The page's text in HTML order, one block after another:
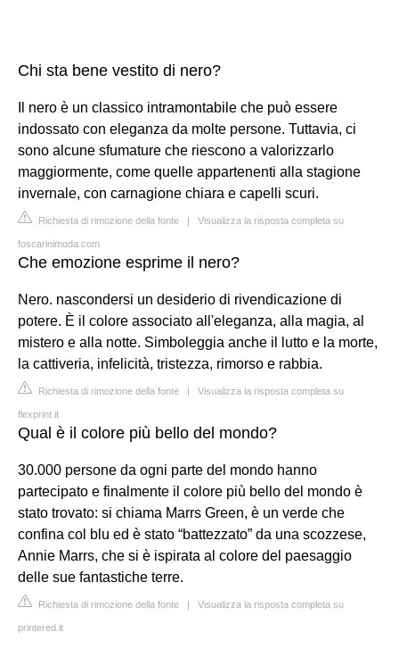
Chi sta bene vestito di nero?
Il nero è un classico intramontabile che può essere
indossato con eleganza da molte persone. Tuttavia, ci
sono alcune sfumature che riescono a valorizzarlo
maggiormente, come quelle appartenenti alla stagione
invernale, con carnagione chiara e capelli scuri.
Richiesta di rimozione della fonte | Visualizza la risposta completa su
foscarinimoda.com
Che emozione esprime il nero?
Nero. nascondersi un desiderio di rivendicazione di
potere. È il colore associato all'eleganza, alla magia, al
mistero e alla notte. Simboleggia anche il lutto e la morte,
la cattiveria, infelicità, tristezza, rimorso e rabbia.
Richiesta di rimozione della fonte | Visualizza la risposta completa su
flexprint.it
Qual è il colore più bello del mondo?
30.000 persone da ogni parte del mondo hanno
partecipato e finalmente il colore più bello del mondo è
stato trovato: si chiama Marrs Green, è un verde che
confina col blu ed è stato “battezzato” da una scozzese,
Annie Marrs, che si è ispirata al colore del paesaggio
delle sue fantastiche terre.
Richiesta di rimozione della fonte | Visualizza la risposta completa su
printered.it